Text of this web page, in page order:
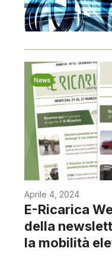
News
Aprile 4, 2024
E-Ricarica
della
la mobilità